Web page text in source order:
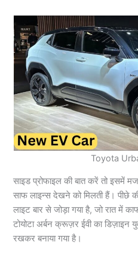
Toyota
साइड प्रोफाइल की बात करें तो इसमें
साफ लाइन्स देखने को मिलती हैं। पीछे
लाइट बार से जोड़ा गया है, जो रात में
टोयोटा अर्बन क्रूज़र ईवी का डिज़ाइन
रखकर बनाया गया है।